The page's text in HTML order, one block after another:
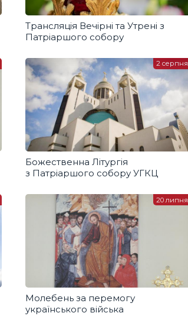
Трансляція Вечірні та Утрені з
Патріаршого собору
Божественна Літургія
з Патріаршого собору УГКЦ
2 серпня
Молебень за перемогу
українського війська
20 липня